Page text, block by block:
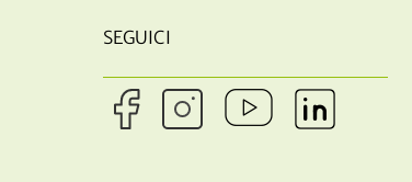
SEGUICI